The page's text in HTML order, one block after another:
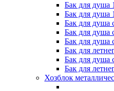
Бак для душа
Бак для душа
Бак для душа
Бак для душа
Бак для душа
Бак для
Бак для душа
Бак для
Хозблок